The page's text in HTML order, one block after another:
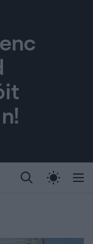
Randi Celeb vagyok,
Gallusz